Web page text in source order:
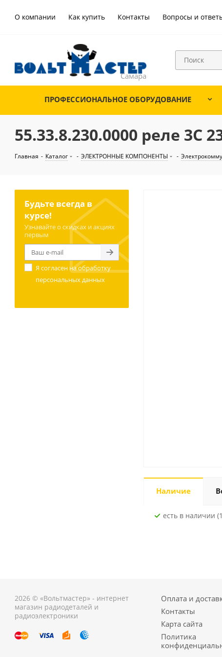
О компании Как купить Контакты Вопросы и
ПРОФЕССИОНАЛЬНОЕ ОБОРУДОВАНИЕ
55.33.8.230.0000 реле 3C
Главная - Каталог - ЭЛЕКТРОННЫЕ КОМПОНЕНТЫ -
Наличие
Есть в наличии
Будьте всегда в
курсе!
Узнавайте о скидках и акциях
первым
Я согласен наобработку
персональных данных
2026 © «Вольтмастер» - интернет
магазин радиодеталей и
радиоэлектроники
Оплата и
Контакты
Карта сайта
Политика